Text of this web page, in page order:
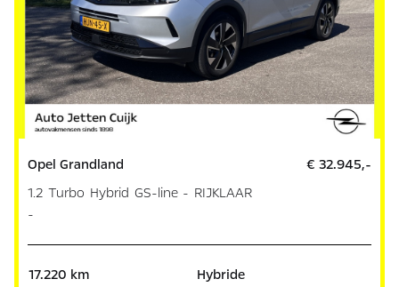
Opel Grandland
1.2 Turbo Hybrid GS-line - RIJKLAAR
-
€ 32.945,-
17.220 km
Hybride